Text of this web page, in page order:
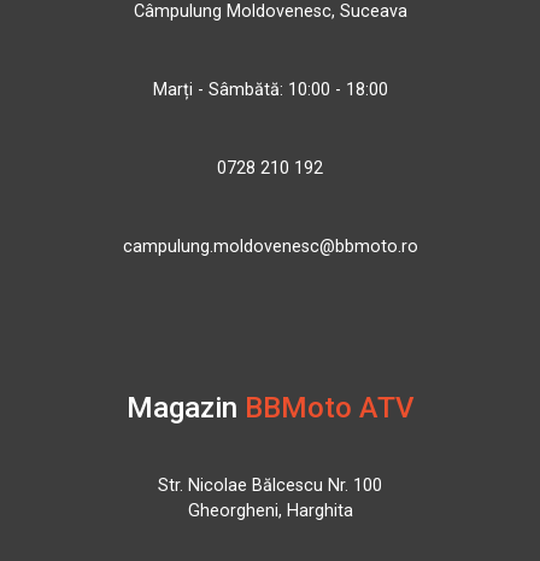
Câmpulung Moldovenesc, Suceava
Marți - Sâmbătă: 10:00 - 18:00
0728 210 192
campulung.moldovenesc@bbmoto.ro
Magazin BBMoto ATV
Str. Nicolae Bălcescu Nr. 100
Gheorgheni, Harghita